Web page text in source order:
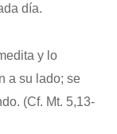
día.
y lo
a su lado; se
(Cf. Mt. 5,13-